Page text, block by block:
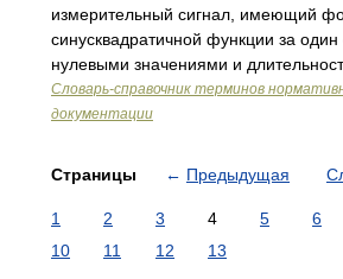
измерительный сигнал, имеющий
синусквадратичной функции за
нулевыми значениями и
Словарь-справочник терминов
документации
Страницы ← Предыдущая
1 2 3 4 5 6
10
11 12 13